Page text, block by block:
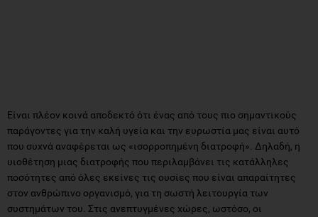
Είναι πλέον κοινά αποδεκτό ότι ένας από τους πιο σημαντικούς
παράγοντες για την καλή υγεία και την ευρωστία μας είναι αυτό
που συχνά αναφέρεται ως «ισορροπημένη διατροφή». Δηλαδή, η
υιοθέτηση μιας διατροφής που περιλαμβάνει τις κατάλληλες
ποσότητες από όλες εκείνες τις ουσίες που είναι απαραίτητες
στον ανθρώπινο οργανισμό, για τη σωστή λειτουργία των
συστημάτων του. Στις ανεπτυγμένες χώρες, ωστόσο, οι